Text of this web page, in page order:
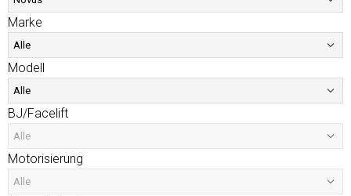
Marke
Modell
BJ/Facelift
Motorisierung